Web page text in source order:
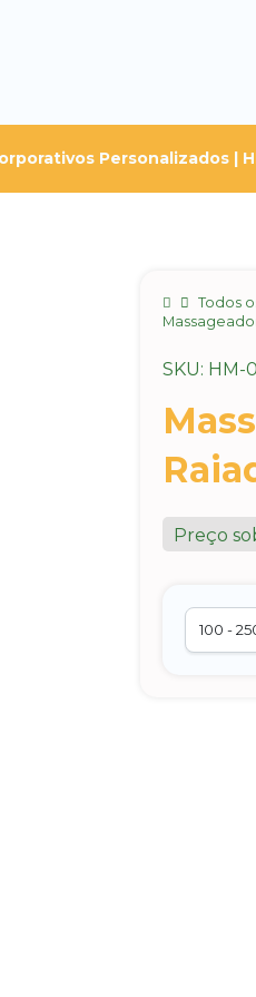
Personalizados |
HomeTodos
SKU: HM-
Preço